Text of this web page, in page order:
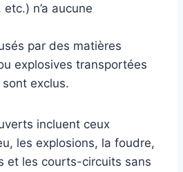
n’a aucune
par des matières
explosives transportées
exclus.
incluent ceux
les explosions, la foudre,
et les courts-circuits sans